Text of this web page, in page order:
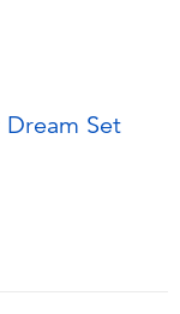
Dream Set